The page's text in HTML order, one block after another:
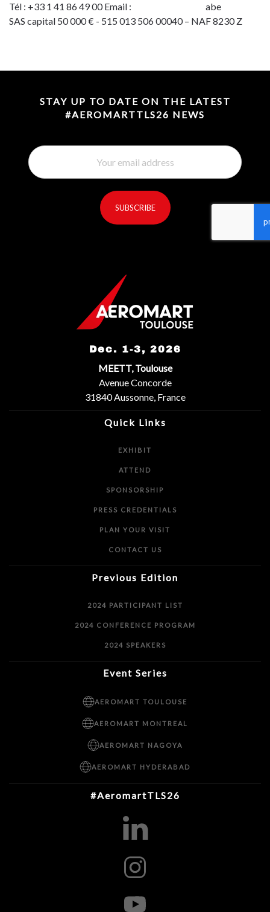
Tél : +33 1 41 86 49 00 Email :
abe
SAS capital 50 000 € - 515 013 506 00040 – NAF 8230 Z
STAY UP TO DATE ON THE LATEST
#AEROMARTTLS26 NEWS
SUBSCRIBE
Dec. 1-3, 2026
MEETT, Toulouse
Avenue Concorde
31840 Aussonne, France
Quick Links
EXHIBIT
ATTEND
SPONSORSHIP
PRESS CREDENTIALS
PLAN YOUR VISIT
CONTACT US
Previous Edition
2024 PARTICIPANT LIST
2024 CONFERENCE PROGRAM
2024 SPEAKERS
Event Series
AEROMART TOULOUSE
AEROMART MONTREAL
AEROMART NAGOYA
AEROMART HYDERABAD
#AeromartTLS26